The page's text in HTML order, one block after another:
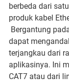
berbeda dari
produk kabel
Bergantung
dapat
terjangkau dari
aplikasinya. Ini
CAT7 atau dari